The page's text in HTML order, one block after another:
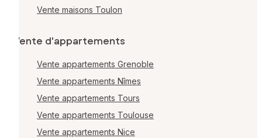
Vente maisons Toulon
Vente d'appartements
Vente appartements Grenoble
Vente appartements Nîmes
Vente appartements Tours
Vente appartements Toulouse
Vente appartements Nice